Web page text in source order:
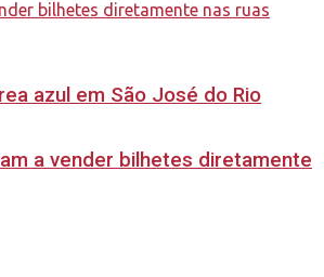
azul em São José do Rio
a vender bilhetes diretamente